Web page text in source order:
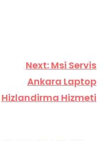
Next: Msi Servis
Ankara Laptop
Hizlandirma Hizmeti